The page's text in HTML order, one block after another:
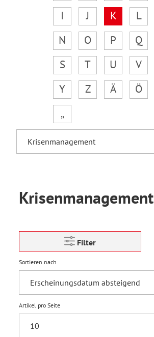
I
J K L
N
O P Q
S
T U V
Y
Z Ä Ö
„
Krisenmanagement
Filter
Sortieren nach
Artikel pro Seite